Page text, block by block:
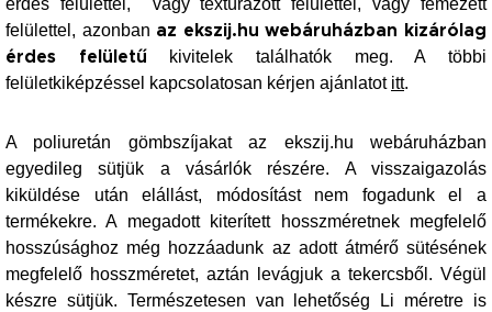
érdes felülettel, vagy textúrázott felülettel, vagy fémezett
felülettel, azonban az ekszij.hu webáruházban kizárólag
érdes felületűkivitelek találhatók meg. A többi
felületkiképzéssel kapcsolatosan kérjen ajánlatot itt.
A poliuretán gömbszíjakat az ekszij.hu webáruházban
egyedileg sütjük a vásárlók részére. A visszaigazolás
kiküldése után elállást, módosítást nem fogadunk el a
termékekre. A megadott kiterített hosszméretnek megfelelő
hosszúsághoz még hozzáadunk az adott átmérő sütésének
megfelelő hosszméretet, aztán levágjuk a tekercsből. Végül
készre sütjük. Természetesen van lehetőség Li méretre is